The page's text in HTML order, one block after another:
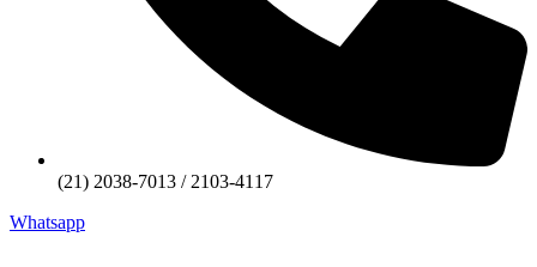
(21) 2038-7013 / 2103-4117
Whatsapp